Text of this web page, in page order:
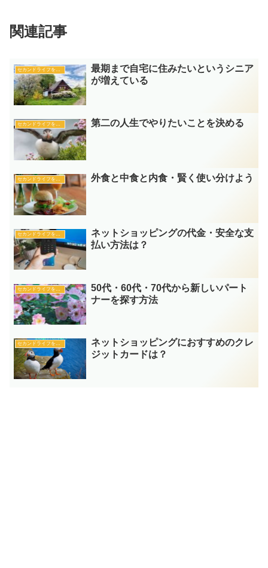
関連記事
最期まで自宅に住みたいというシニア
が増えている
セカンドライフを楽しむ 第二の人生でやりたいことを決める
セカンドライフを楽しむ 外食と中食と内食・賢く使い分けよう
セカンドライフを楽しむ
ネットショッピングの代金・安全な支
払い方法は？
50代・60代・70代から新しいパート
ナーを探す方法
セカンドライフを楽しむ
ネットショッピングにおすすめのクレ
ジットカードは？